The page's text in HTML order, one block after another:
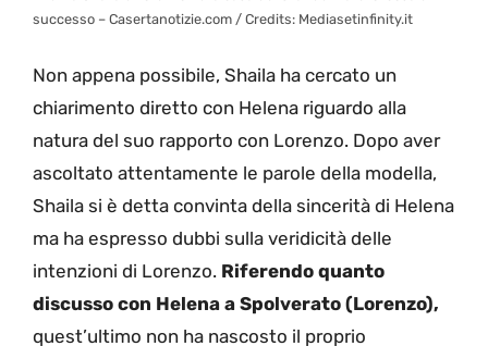
successo – Casertanotizie.com / Credits: Mediasetinfinity.it
Non appena possibile, Shaila ha cercato un
chiarimento diretto con Helena riguardo alla
natura del suo rapporto con Lorenzo. Dopo aver
ascoltato attentamente le parole della modella,
Shaila si è detta convinta della sincerità di Helena
ma ha espresso dubbi sulla veridicità delle
intenzioni di Lorenzo. Riferendo quanto
discusso con Helena a Spolverato (Lorenzo),
quest’ultimo non ha nascosto il proprio